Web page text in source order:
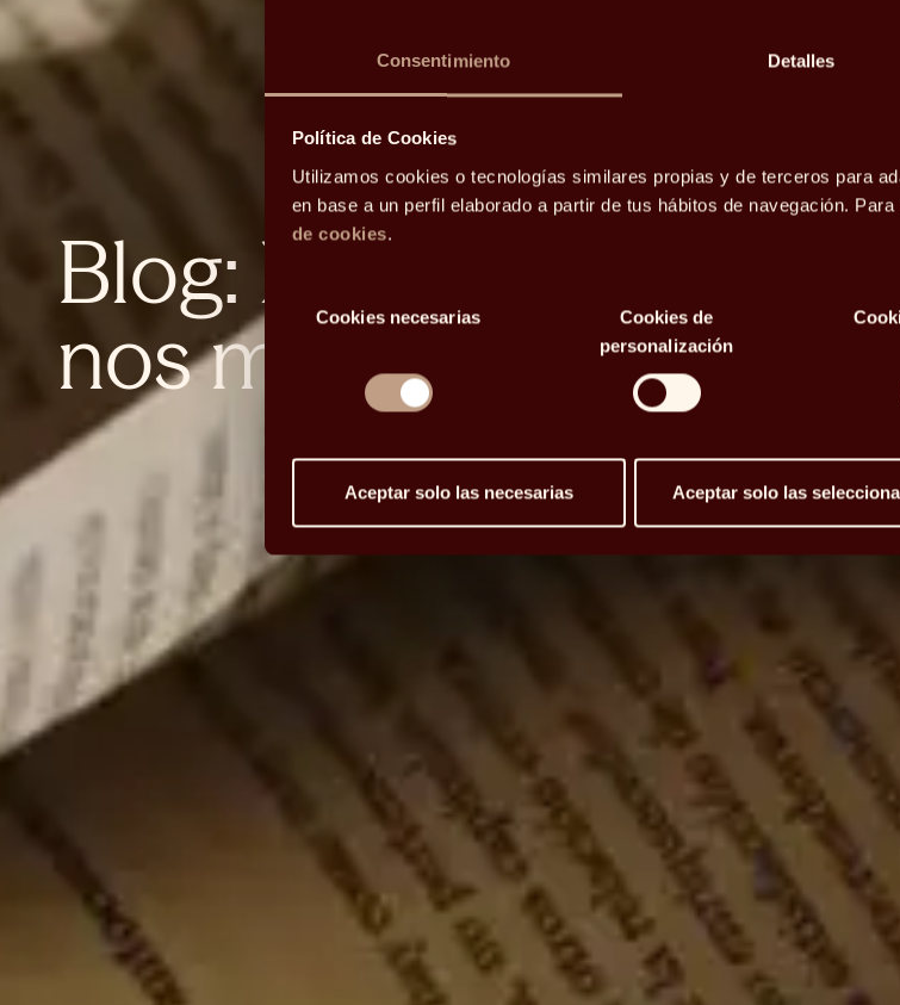
Consentimiento Detalles
Política de Cookies
Utilizamos cookies o tecnologías similares propias y de terceros para
en base a un perfil elaborado a partir de tus hábitos de navegación.
de cookies.
de
consentimiento
Cookies necesarias
Cookies de
personalización
Aceptar solo las necesarias Aceptar solo las
Blog: la curiosidad
nos mueve